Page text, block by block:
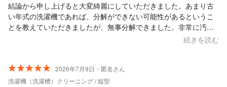
結論から申し上げると大変綺麗にしていただきました。あまり古
い年式の洗濯機であれば、分解ができない可能性があるというこ
とを教えていただきましたが、無事分解できました。非常に汚れ
が溜まっておりましたが、写真の通り綺麗にしていただき、試運
ただきました。本当にお世話になりました。また何かあればお願
いしたいと考えております。
続きを読む
2026年7月9日・匿名さん
洗濯機（洗濯槽）クリーニング / 縦型